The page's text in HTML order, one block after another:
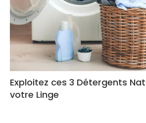
Exploitez ces 3 Détergents
votre Linge